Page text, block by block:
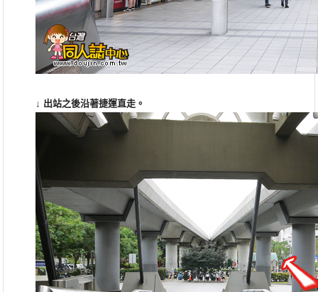
↓ 出站之後沿著捷運直走。